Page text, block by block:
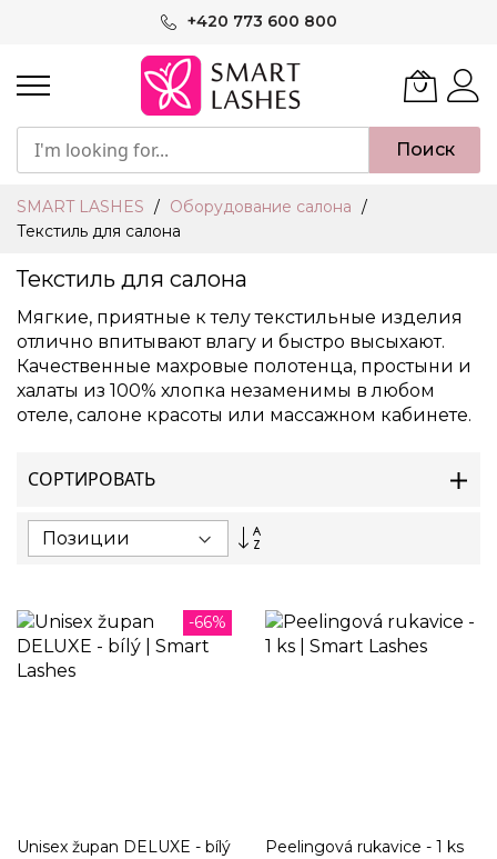
+420 773 600 800
Поиск
SMART LASHES
Оборудование салона
Текстиль для салона
Текстиль для салона
Мягкие, приятные к телу текстильные изделия
отлично впитывают влагу и быстро высыхают.
Качественные махровые полотенца, простыни и
халаты из 100% хлопка незаменимы в любом
отеле, салоне красоты или массажном кабинете.
СОРТИРОВАТЬ
Set
-66%
Unisex župan DELUXE - bílý Peelingová rukavice - 1 ks